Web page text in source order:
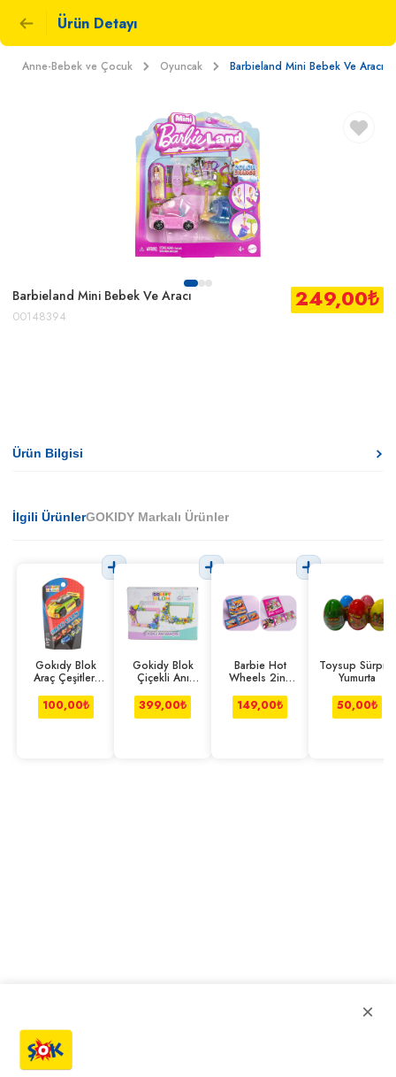
Ürün Detayı
Anne-Bebek ve Çocuk Oyuncak Barbieland Mini Bebek Ve Aracı
Barbieland Mini Bebek Ve Aracı
00148394
249,00₺
Ürün Bilgisi
İlgili ÜrünlerGOKIDY Markalı Ürünler
Gokıdy Blok
Araç Çeşitleri
100,00₺
Gokidy Blok
Çiçekli Anı
mavi
399,00₺
Barbie Hot
Wheels 2in1
149,00₺
Toysup Sürpriz
Yumurta
50,00₺
×